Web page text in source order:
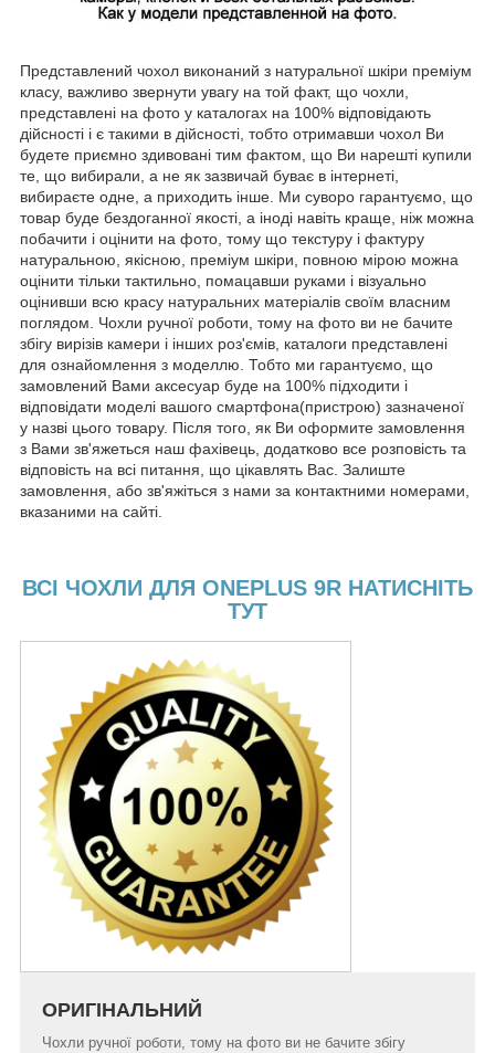
Представлений чохол виконаний з натуральної шкіри преміум
класу, важливо звернути увагу на той факт, що чохли,
представлені на фото у каталогах на 100% відповідають
дійсності і є такими в дійсності, тобто отримавши чохол Ви
будете приємно здивовані тим фактом, що Ви нарешті купили
те, що вибирали, а не як зазвичай буває в інтернеті,
вибираєте одне, а приходить інше. Ми суворо гарантуємо, що
товар буде бездоганної якості, а іноді навіть краще, ніж можна
побачити і оцінити на фото, тому що текстуру і фактуру
натуральною, якісною, преміум шкіри, повною мірою можна
оцінити тільки тактильно, помацавши руками і візуально
оцінивши всю красу натуральних матеріалів своїм власним
поглядом. Чохли ручної роботи, тому на фото ви не бачите
збігу вирізів камери і інших роз'ємів, каталоги представлені
для ознайомлення з моделлю. Тобто ми гарантуємо, що
замовлений Вами аксесуар буде на 100% підходити і
відповідати моделі вашого смартфона(пристрою) зазначеної
у назві цього товару. Після того, як Ви оформите замовлення
з Вами зв'яжеться наш фахівець, додатково все розповість та
відповість на всі питання, що цікавлять Вас. Залиште
замовлення, або зв'яжіться з нами за контактними номерами,
вказаними на сайті.
ВСІ ЧОХЛИ ДЛЯ ONEPLUS 9R НАТИСНІТЬ
ТУТ
ОРИГІНАЛЬНИЙ
Чохли ручної роботи, тому на фото ви не бачите збігу